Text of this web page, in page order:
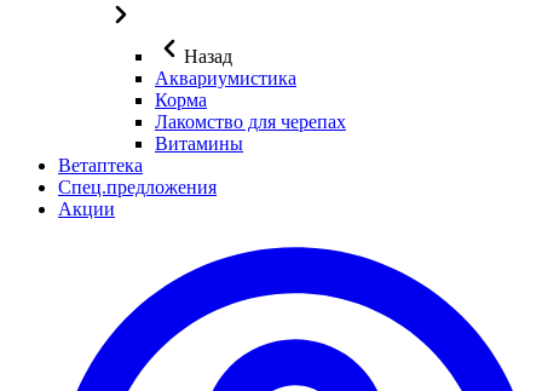
Назад
Аквариумистика
Корма
Лакомство для черепах
Витамины
Ветаптека
Спец.предложения
Акции